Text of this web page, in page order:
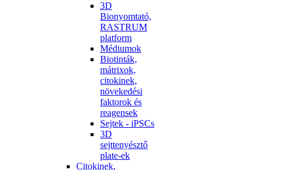
3D
Bionyomtató,
RASTRUM
platform
Médiumok
Biotinták,
mátrixok,
citokinek,
növekedési
faktorok és
reagensek
Sejtek - iPSCs
3D
sejttenyésztő
plate-ek
Citokinek,